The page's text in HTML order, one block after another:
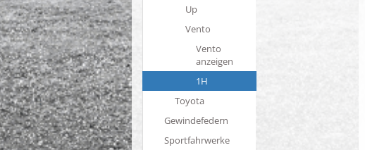
Up
Vento
Vento
anzeigen
1H
Toyota
Gewindefedern
Sportfahrwerke